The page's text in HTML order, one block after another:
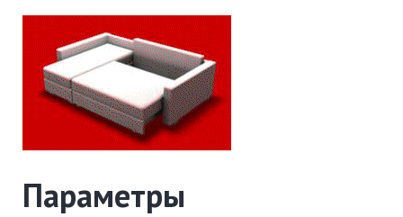
Параметры